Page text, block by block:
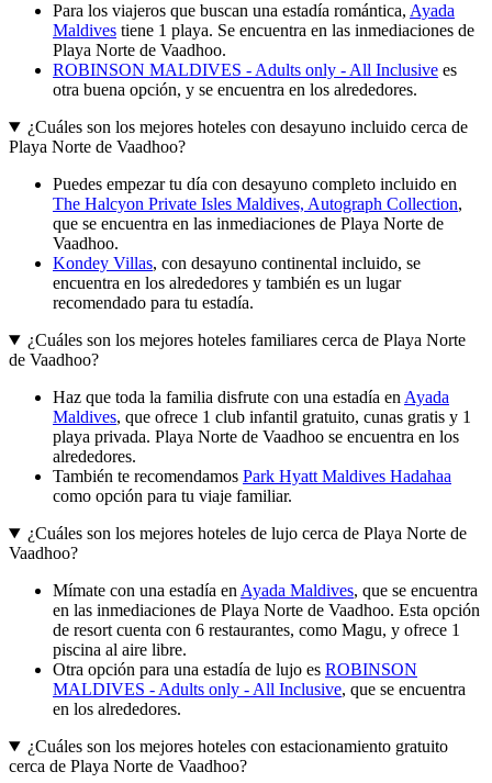
Para los viajeros que buscan una estadía romántica, Ayada
Maldives tiene 1 playa. Se encuentra en las inmediaciones de
Playa Norte de Vaadhoo.
ROBINSON MALDIVES - Adults only - All Inclusive es
otra buena opción, y se encuentra en los alrededores.
¿Cuáles son los mejores hoteles con desayuno incluido cerca de
Playa Norte de Vaadhoo?
Puedes empezar tu día con desayuno completo incluido en
The Halcyon Private Isles Maldives, Autograph Collection,
que se encuentra en las inmediaciones de Playa Norte de
Vaadhoo.
Kondey Villas, con desayuno continental incluido, se
encuentra en los alrededores y también es un lugar
recomendado para tu estadía.
¿Cuáles son los mejores hoteles familiares cerca de Playa Norte
de Vaadhoo?
Haz que toda la familia disfrute con una estadía en Ayada
Maldives, que ofrece 1 club infantil gratuito, cunas gratis y 1
playa privada. Playa Norte de Vaadhoo se encuentra en los
alrededores.
También te recomendamos Park Hyatt Maldives Hadahaa
como opción para tu viaje familiar.
¿Cuáles son los mejores hoteles de lujo cerca de Playa Norte de
Vaadhoo?
Mímate con una estadía en Ayada Maldives, que se encuentra
en las inmediaciones de Playa Norte de Vaadhoo. Esta opción
de resort cuenta con 6 restaurantes, como Magu, y ofrece 1
piscina al aire libre.
Otra opción para una estadía de lujo es ROBINSON
MALDIVES - Adults only - All Inclusive, que se encuentra
en los alrededores.
¿Cuáles son los mejores hoteles con estacionamiento gratuito
cerca de Playa Norte de Vaadhoo?